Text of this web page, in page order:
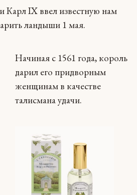
IX ввел известную нам
ландыши 1 мая.
Начиная с 1561 года, король
дарил его придворным
женщинам в качестве
талисмана удачи.